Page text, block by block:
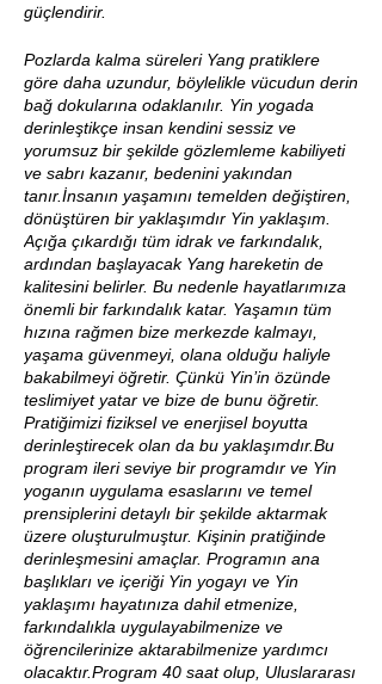
güçlendirir.
Pozlarda kalma süreleri Yang pratiklere
göre daha uzundur, böylelikle vücudun derin
bağ dokularına odaklanılır. Yin yogada
derinleştikçe insan kendini sessiz ve
yorumsuz bir şekilde gözlemleme kabiliyeti
ve sabrı kazanır, bedenini yakından
tanır.İnsanın yaşamını temelden değiştiren,
dönüştüren bir yaklaşımdır Yin yaklaşım.
Açığa çıkardığı tüm idrak ve farkındalık,
ardından başlayacak Yang hareketin de
kalitesini belirler. Bu nedenle hayatlarımıza
önemli bir farkındalık katar. Yaşamın tüm
hızına rağmen bize merkezde kalmayı,
yaşama güvenmeyi, olana olduğu haliyle
bakabilmeyi öğretir. Çünkü Yin’in özünde
teslimiyet yatar ve bize de bunu öğretir.
Pratiğimizi fiziksel ve enerjisel boyutta
derinleştirecek olan da bu yaklaşımdır.Bu
program ileri seviye bir programdır ve Yin
yoganın uygulama esaslarını ve temel
prensiplerini detaylı bir şekilde aktarmak
üzere oluşturulmuştur. Kişinin pratiğinde
derinleşmesini amaçlar. Programın ana
başlıkları ve içeriği Yin yogayı ve Yin
yaklaşımı hayatınıza dahil etmenize,
farkındalıkla uygulayabilmenize ve
öğrencilerinize aktarabilmenize yardımcı
olacaktır.Program 40 saat olup, Uluslararası